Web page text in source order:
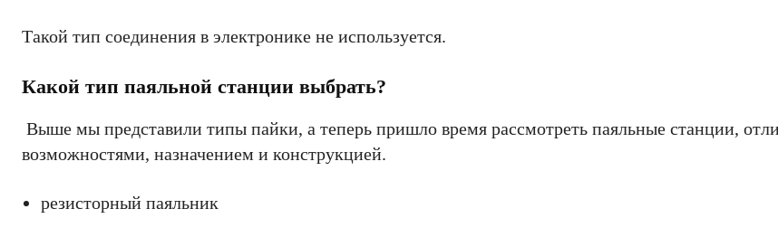
Такой тип соединения в электронике не используется.
Какой тип паяльной станции выбрать?
Выше мы представили типы пайки, а теперь пришло время рассмотреть паяльные станции,
возможностями, назначением и конструкцией.
резисторный паяльник